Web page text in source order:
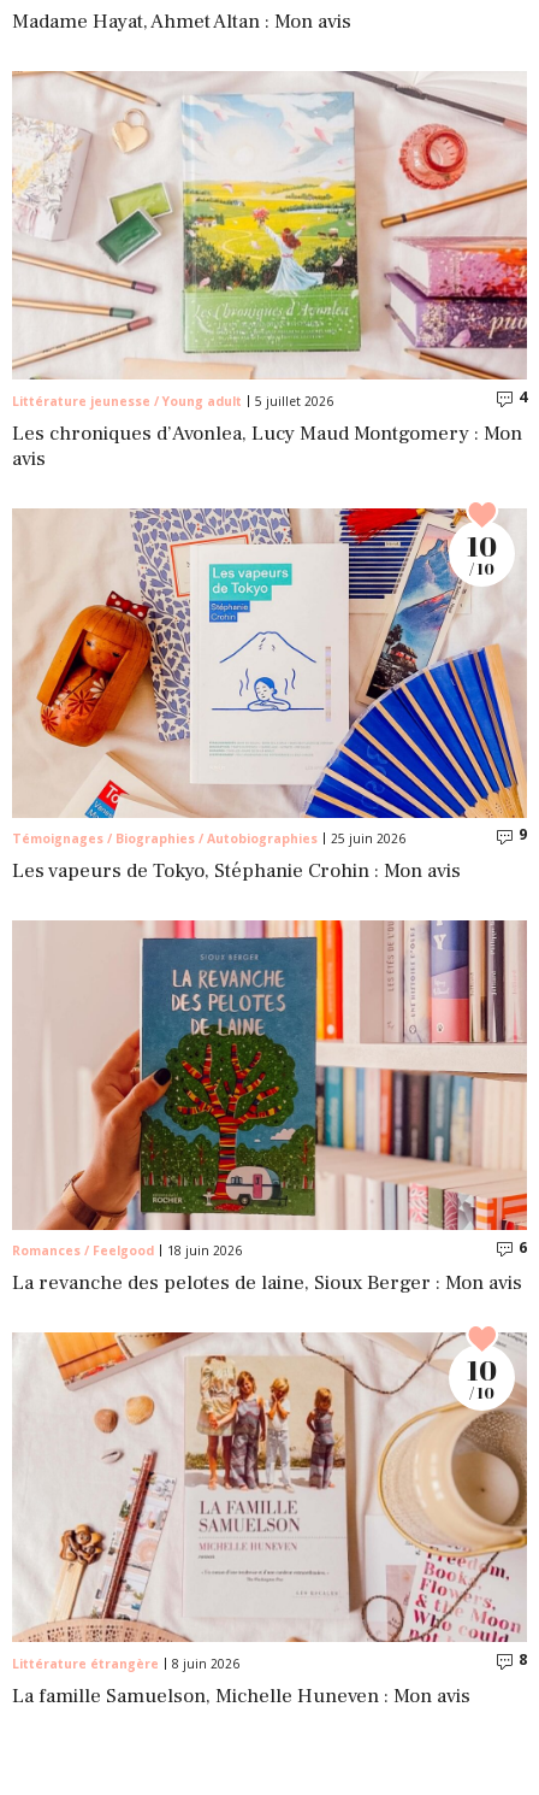
Madame Hayat, Ahmet Altan : Mon avis
Littérature jeunesse / Young adult 5 juillet 2026 4
Les chroniques d’Avonlea, Lucy Maud Montgomery : Mon
avis
Témoignages / Biographies / Autobiographies 25 juin 2026 9
Les vapeurs de Tokyo, Stéphanie Crohin : Mon avis
10
/ 10
Romances / Feelgood 18 juin 2026 6
La revanche des pelotes de laine, Sioux Berger : Mon avis
Littérature étrangère 8 juin 2026 8
La famille Samuelson, Michelle Huneven : Mon avis
10
/ 10